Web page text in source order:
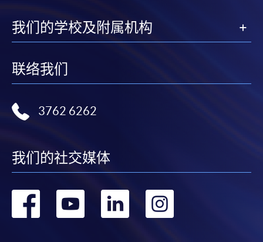
我们的学校及附属机构
联络我们
3762 6262
我们的社交媒体
转 转 转 转